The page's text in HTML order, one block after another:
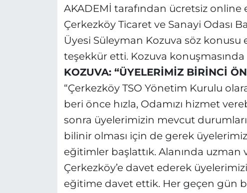
AKADEMİ tarafından ücretsiz
Çerkezköy Ticaret ve Sanayi Odası
Üyesi Süleyman Kozuva söz konusu
teşekkür etti. Kozuva konuşmasında
KOZUVA: “ÜYELERİMİZ BİRİNCİ
“Çerkezköy TSO Yönetim Kurulu
beri önce hızla, Odamızı hizmet
sonra üyelerimizin mevcut
bilinir olması için de gerek
eğitimler başlattık. Alanında uzman
Çerkezköy’e davet ederek
eğitime davet ettik. Her geçen gün